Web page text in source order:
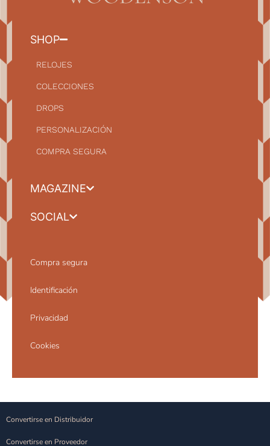
SHOP
RELOJES
COLECCIONES
DROPS
PERSONALIZACIÓN
COMPRA SEGURA
MAGAZINE
SOCIAL
Compra segura
Identificación
Privacidad
Cookies
Convertirse en Distribuidor
Convertirse en Proveedor